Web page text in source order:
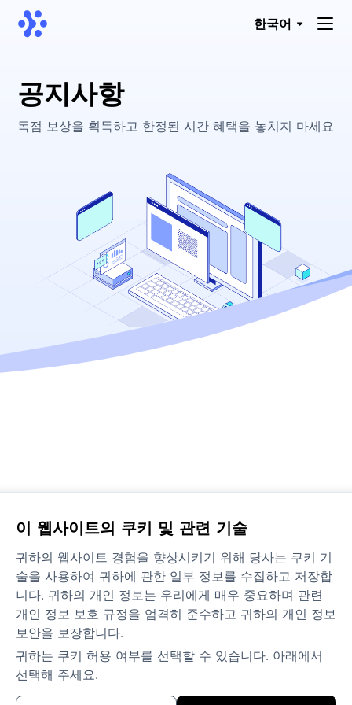
한국어
공지사항
독점 보상을 획득하고 한정된 시간 혜택을 놓치지 마세요
제품
해결책
문의하기
정책 및 약관
이 웹사이트의 쿠키 및 관련 기술
귀하의 웹사이트 경험을 향상시키기 위해 당사는 쿠키 기
술을 사용하여 귀하에 관한 일부 정보를 수집하고 저장합
니다. 귀하의 개인 정보는 우리에게 매우 중요하며 관련
개인 정보 보호 규정을 엄격히 준수하고 귀하의 개인 정보
보안을 보장합니다.
귀하는 쿠키 허용 여부를 선택할 수 있습니다. 아래에서
선택해 주세요.